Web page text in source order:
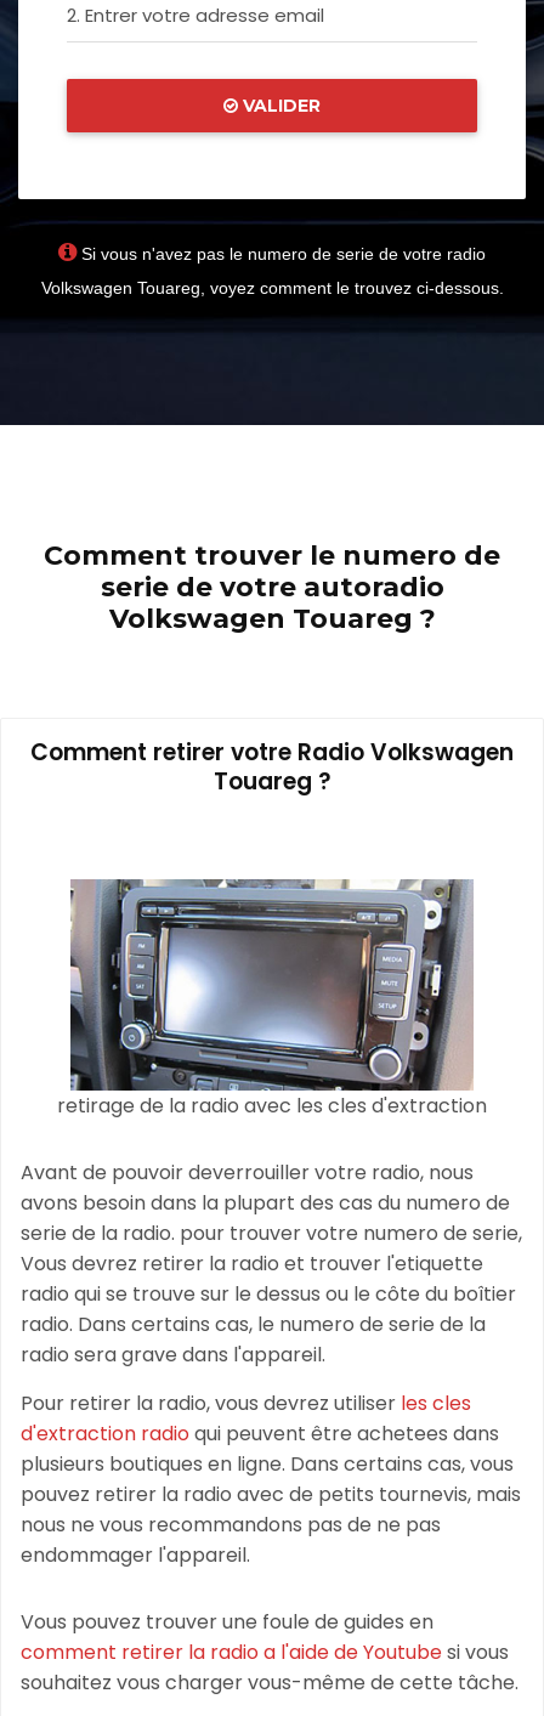
2. Entrer votre adresse email
VALIDER
Si vous n'avez pas le numero de serie de votre radio
Volkswagen Touareg, voyez comment le trouvez ci-dessous.
Comment trouver le numero de
serie de votre autoradio
Volkswagen Touareg ?
Comment retirer votre Radio Volkswagen
Touareg ?
retirage de la radio avec les cles d'extraction
Avant de pouvoir deverrouiller votre radio, nous
avons besoin dans la plupart des cas du numero de
serie de la radio. pour trouver votre numero de serie,
Vous devrez retirer la radio et trouver l'etiquette
radio qui se trouve sur le dessus ou le côte du boîtier
radio. Dans certains cas, le numero de serie de la
radio sera grave dans l'appareil.
Pour retirer la radio, vous devrez utiliser les cles
d'extraction radio qui peuvent être achetees dans
plusieurs boutiques en ligne. Dans certains cas, vous
pouvez retirer la radio avec de petits tournevis, mais
nous ne vous recommandons pas de ne pas
endommager l'appareil.
Vous pouvez trouver une foule de guides en
comment retirer la radio a l'aide de Youtubesi vous
souhaitez vous charger vous-même de cette tâche.